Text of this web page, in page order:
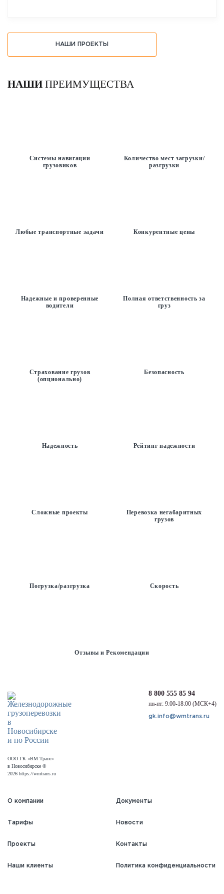
НАШИ ПРОЕКТЫ
НАШИ ПРЕИМУЩЕСТВА
Системы навигации
грузовиков
Количество мест загрузки/
разгрузки
Любые транспортные задачи Конкурентные цены
Надежные и проверенные
водители
Полная ответственность за
груз
Страхование грузов
(опционально)
Безопасность
Надежность Рейтинг надежности
Сложные проекты
Перевозка негабаритных
грузов
Погрузка/разгрузка Скорость
Отзывы и Рекомендации
ООО ГК «ВМ Транс»
в Новосибирске ©
2026 https://wmtrans.ru
8 800 555 85 94
пн-пт: 9:00-18:00 (МСК+4)
gk.info@wmtrans.ru
О компании
Тарифы
Проекты
Наши клиенты
Документы
Новости
Контакты
Политика конфиденциальности